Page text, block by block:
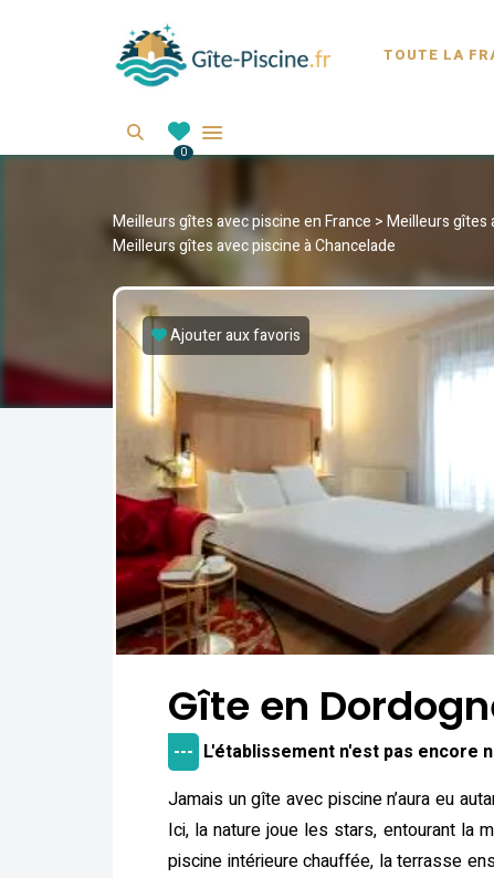
GITE-
TOUTE LA
Search
0
Meilleurs gîtes avec piscine en France >Meilleurs gîtes
Meilleurs gîtes avec piscine à Chancelade
Ajouter aux favoris
Gîte en
--- L'établissement n'est pas encore
Jamais un gîte avec piscine n’aura eu
Ici, la nature joue les stars, entourant la
piscine intérieure chauffée, la terrasse